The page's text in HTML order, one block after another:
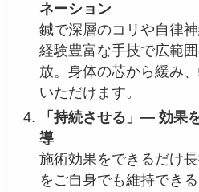
ネーション
鍼で深層のコリや自律
経験豊富な手技で広範
放。身体の芯から緩み
いただけます。
「持続させる」― 効果
導
施術効果をできるだけ
をご自身でも維持でき